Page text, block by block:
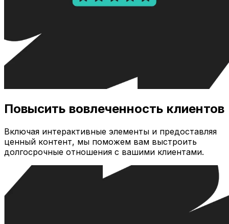
Повысить вовлеченность клиентов
Включая интерактивные элементы и предоставляя
ценный контент, мы поможем вам выстроить
долгосрочные отношения с вашими клиентами.